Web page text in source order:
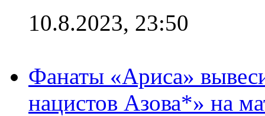
10.8.2023, 23:50
Фанаты «Ариса»
нацистов Азова*» на